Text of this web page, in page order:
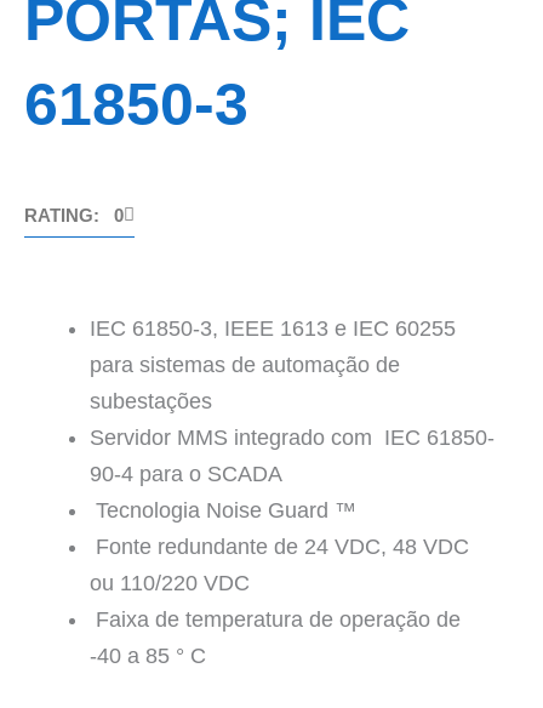
PORTAS; IEC
61850-3
RATING: 0
IEC 61850-3, IEEE 1613 e IEC 60255
para sistemas de automação de
subestações
Servidor MMS integrado com IEC 61850-
90-4 para o SCADA
Tecnologia Noise Guard ™
Fonte redundante de 24 VDC, 48 VDC
ou 110/220 VDC
Faixa de temperatura de operação de
-40 a 85 ° C